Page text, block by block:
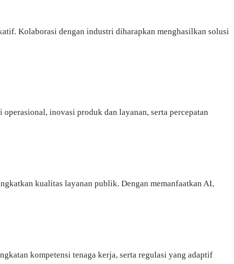
Kolaborasi dengan industri diharapkan menghasilkan solusi
inovasi produk dan layanan, serta percepatan
kualitas layanan publik. Dengan memanfaatkan AI,
kompetensi tenaga kerja, serta regulasi yang adaptif